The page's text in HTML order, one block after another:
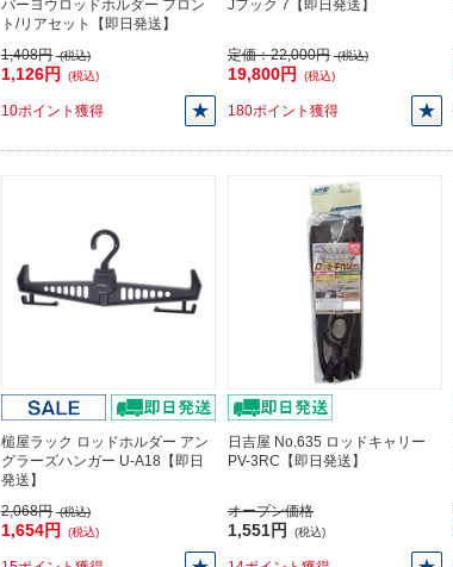
バーヨウロッドホルダー フロン
ト/リアセット【即日発送】
1,408円 (税込)
1,126円 (税込)
10ポイント獲得
Jフック 7【即日発送】
定価：22,000円 (税込)
19,800円 (税込)
180ポイント獲得
槌屋ラック ロッドホルダー アン
グラーズハンガー U-A18【即日
発送】
2,068円 (税込)
1,654円 (税込)
日吉屋 No.635 ロッドキャリー
PV-3RC【即日発送】
オープン価格
1,551円 (税込)